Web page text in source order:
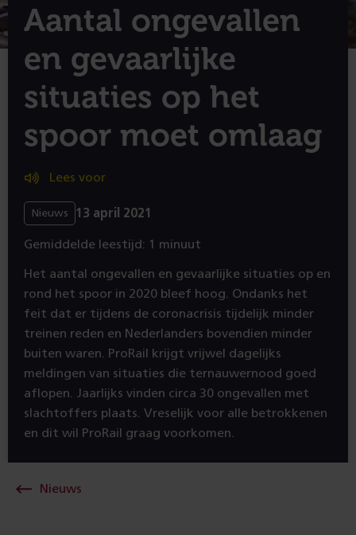
Aantal ongevallen
en gevaarlijke
situaties op het
spoor moet omlaag
Lees voor
Nieuws 13 april 2021
Gemiddelde leestijd: 1 minuut
Het aantal ongevallen en gevaarlijke situaties op en
rond het spoor in 2020 bleef hoog. Ondanks het
feit dat er tijdens de coronacrisis tijdelijk minder
treinen reden en Nederlanders bovendien minder
buiten waren. ProRail krijgt vrijwel dagelijks
meldingen van situaties die ternauwernood goed
aflopen. Jaarlijks vinden circa 30 ongevallen met
slachtoffers plaats. Vreselijk voor alle betrokkenen
en dit wil ProRail graag voorkomen.
Nieuws